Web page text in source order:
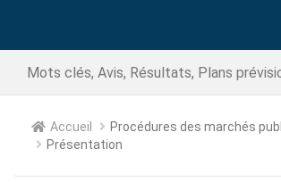
Accueil
Procédures des marchés
Présentation